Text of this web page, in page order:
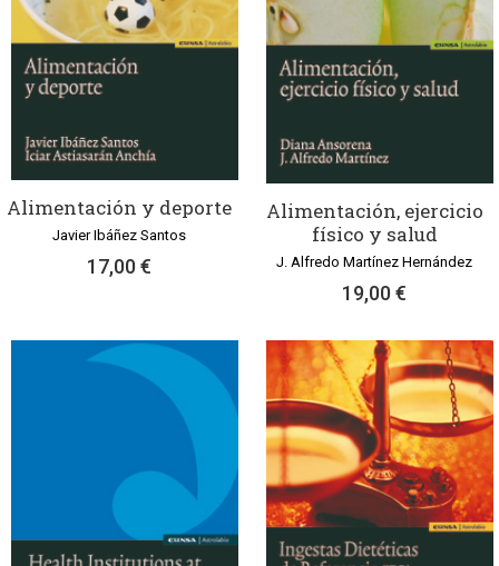
Alimentación y deporte
Javier Ibáñez Santos
17,00 €
Alimentación, ejercicio
físico y salud
J. Alfredo Martínez Hernández
19,00 €